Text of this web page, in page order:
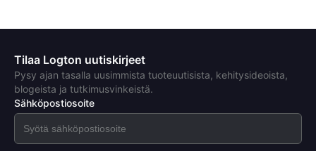
Tilaa Logton uutiskirjeet
Pysy ajan tasalla uusimmista tuoteuutisista, kehitysideoista,
blogeista ja tutkimusvinkeistä.
Sähköpostiosoite